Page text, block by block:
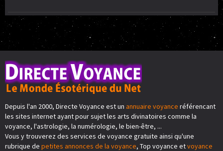
Depuis l'an 2000, Directe Voyance est un annuaire voyance référencant
les sites internet ayant pour sujet les arts divinatoires comme la
voyance, l'astrologie, la numérologie, le bien-être, ...
Vous y trouverez des services de voyance gratuite ainsi qu'une
rubrique de petites annonces de la voyance, Top voyance etvoyance